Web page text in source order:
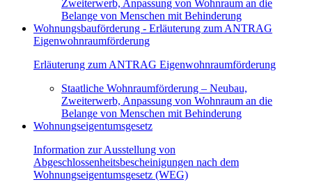
Zweiterwerb, Anpassung von Wohnraum an die
Belange von Menschen mit Behinderung
Wohnungsbauförderung - Erläuterung zum ANTRAG
Eigenwohnraumförderung
Erläuterung zum ANTRAG Eigenwohnraumförderung
Staatliche Wohnraumförderung – Neubau,
Zweiterwerb, Anpassung von Wohnraum an die
Belange von Menschen mit Behinderung
Wohnungseigentumsgesetz
Information zur Ausstellung von
Abgeschlossenheitsbescheinigungen nach dem
Wohnungseigentumsgesetz (WEG)